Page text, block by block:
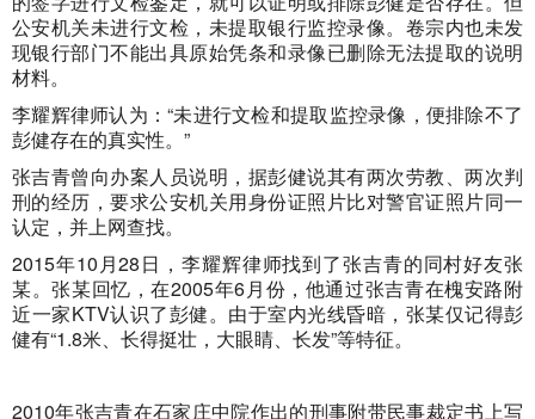
公安机关未进行文检，未提取银行监控录像。卷宗内也未发
现银行部门不能出具原始凭条和录像已删除无法提取的说明
材料。
李耀辉律师认为：“未进行文检和提取监控录像，便排除不了
彭健存在的真实性。”
张吉青曾向办案人员说明，据彭健说其有两次劳教、两次判
刑的经历，要求公安机关用身份证照片比对警官证照片同一
认定，并上网查找。
2015年10月28日，李耀辉律师找到了张吉青的同村好友张
某。张某回忆，在2005年6月份，他通过张吉青在槐安路附
近一家KTV认识了彭健。由于室内光线昏暗，张某仅记得彭
健有“1.8米、长得挺壮，大眼睛、长发”等特征。
2010年张吉青在石家庄中院作出的刑事附带民事裁定书上写